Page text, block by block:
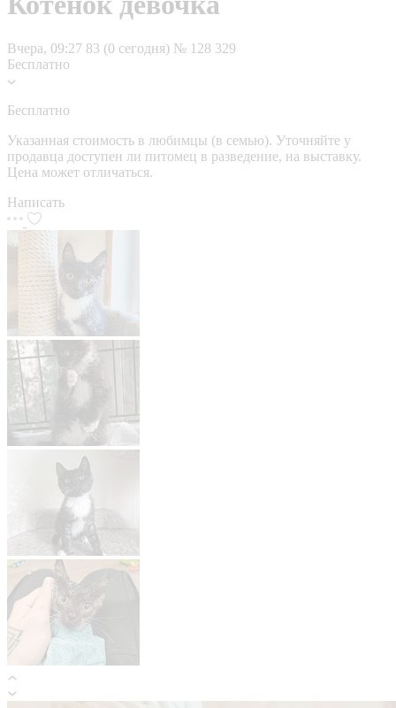
Вчера, 09:27 83 (0 сегодня) № 128 329
Бесплатно
Бесплатно
Указанная стоимость в любимцы (в семью). Уточняйте у
продавца доступен ли питомец в разведение, на выставку.
Цена может отличаться.
Написать